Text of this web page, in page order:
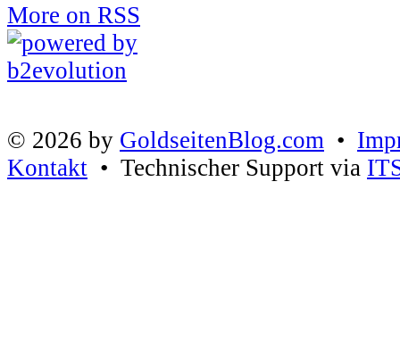
More on RSS
© 2026 by GoldseitenBlog.com •
Kontakt • Technischer Support via